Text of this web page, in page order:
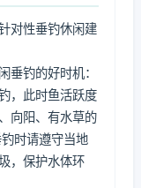
对性垂钓休闲建
垂钓的好时机：
，此时鱼活跃度
向阳、有水草的
时请遵守当地
，保护水体环